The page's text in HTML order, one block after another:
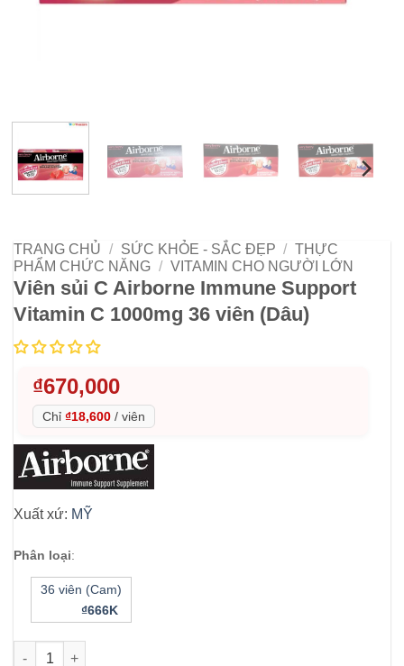
TRANG CHỦ / SỨC KHỎE - SẮC ĐẸP / THỰC
PHẨM CHỨC NĂNG / VITAMIN CHO NGƯỜI LỚN
Viên sủi C Airborne Immune Support
Vitamin C 1000mg 36 viên (Dâu)
₫670,000
Chỉ ₫18,600 / viên
Xuất xứ: MỸ
Phân loại:
36 viên (Cam)
₫666K
Viên sủi C Airborne Immune Support Vitamin C 1000mg 36